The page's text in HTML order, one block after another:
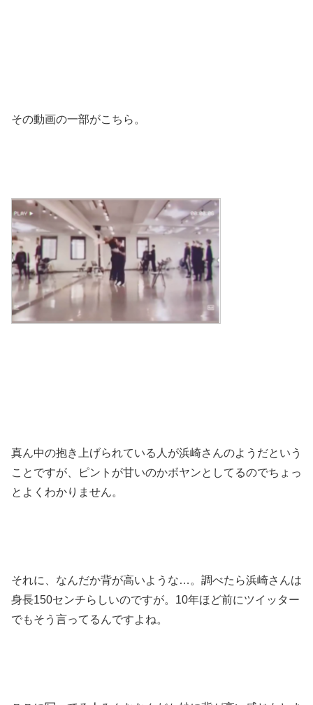
その動画の一部がこちら。
真ん中の抱き上げられている人が浜崎さんのようだという
ことですが、ピントが甘いのかボヤンとしてるのでちょっ
とよくわかりません。
それに、なんだか背が高いような…。調べたら浜崎さんは
身長150センチらしいのですが。10年ほど前にツイッター
でもそう言ってるんですよね。